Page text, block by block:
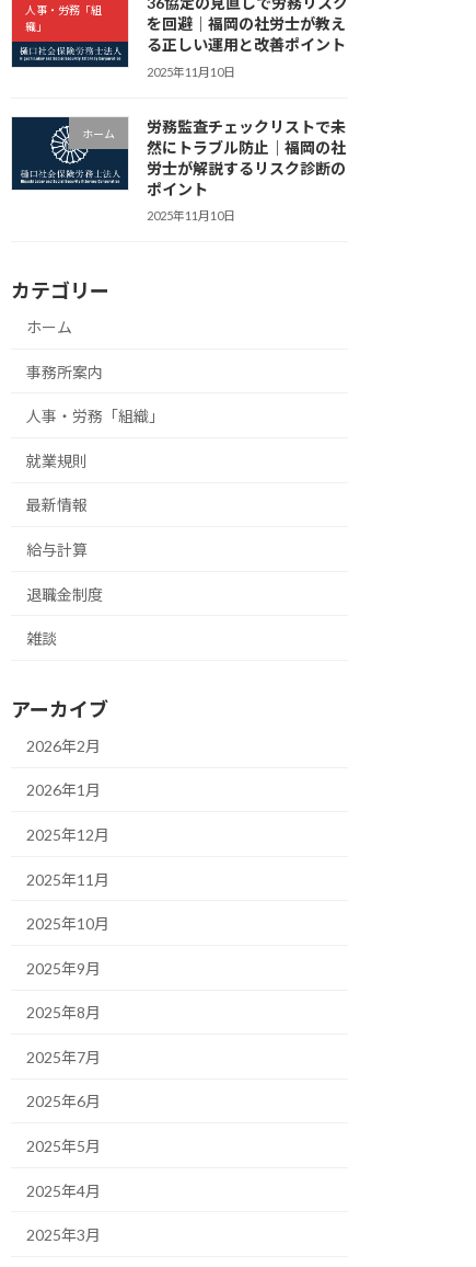
人事・労務「組
織」
を回避｜福岡の社労士が教え
る正しい運用と改善ポイント
2025年11月10日
ホーム
労務監査チェックリストで未
然にトラブル防止｜福岡の社
労士が解説するリスク診断の
ポイント
2025年11月10日
カテゴリー
ホーム
事務所案内
人事・労務「組織」
就業規則
最新情報
給与計算
退職金制度
雑談
アーカイブ
2026年2月
2026年1月
2025年12月
2025年11月
2025年10月
2025年9月
2025年8月
2025年7月
2025年6月
2025年5月
2025年4月
2025年3月